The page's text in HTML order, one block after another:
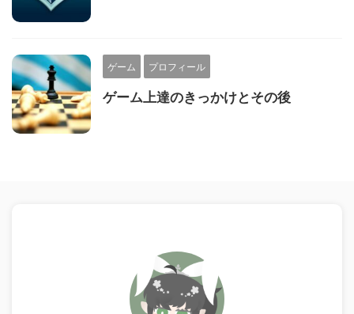
ゲーム プロフィール
ゲーム上達のきっかけとその後